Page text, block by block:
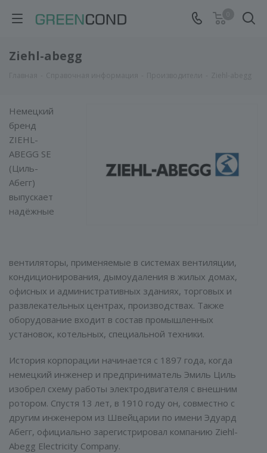
Ziehl-abegg
Немецкий
бренд
ZIEHL-
ABEGG SE
(Циль-
Абегг)
выпускает
надёжные
вентиляторы, применяемые в системах вентиляции,
кондиционирования, дымоудаления в жилых домах,
офисных и административных зданиях, торговых и
развлекательных центрах, производствах. Также
оборудование входит в состав промышленных
установок, котельных, специальной техники.
История корпорации начинается с 1897 года, когда
немецкий инженер и предприниматель Эмиль Циль
изобрел схему работы электродвигателя с внешним
ротором. Спустя 13 лет, в 1910 году он, совместно с
другим инженером из Швейцарии по имени Эдуард
Абегг, официально зарегистрировал компанию Ziehl-
Abegg Electricity Company.